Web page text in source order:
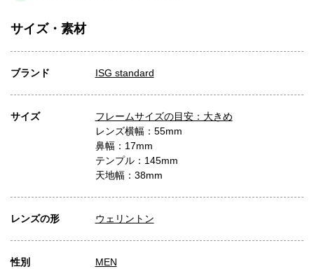
サイズ・素材
ブランド ISG standard
サイズ
フレームサイズの目安：大きめ
レンズ横幅：55mm
鼻幅：17mm
テンプル：145mm
天地幅：38mm
レンズの形 ウェリントン
性別 MEN